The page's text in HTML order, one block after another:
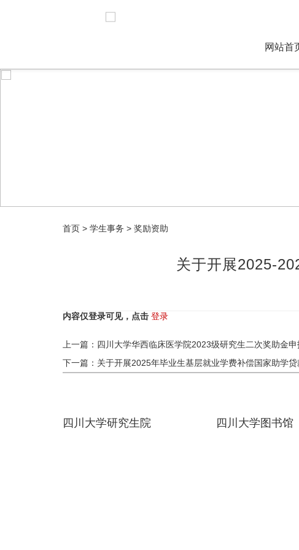
网站首
首页 > 学生事务 > 奖励资助
关于开展2025-
内容仅登录可见，点击 登录
上一篇：四川大学华西临床医学院2023级研究生二次奖助金申
下一篇：关于开展2025年毕业生基层就业学费补偿国家助学
四川大学研究生院 四川大学图书馆